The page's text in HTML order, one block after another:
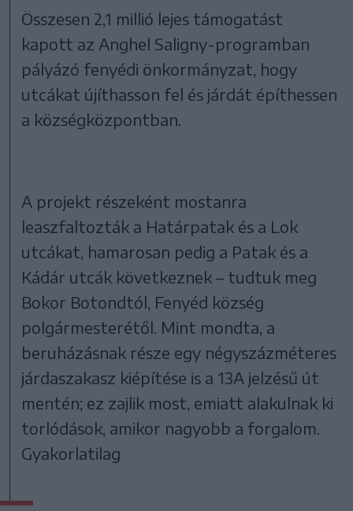
Összesen 2,1 millió lejes támogatást
kapott az Anghel Saligny-programban
pályázó fenyédi önkormányzat, hogy
utcákat újíthasson fel és járdát építhessen
a községközpontban.
A projekt részeként mostanra
leaszfaltozták a Határpatak és a Lok
utcákat, hamarosan pedig a Patak és a
Kádár utcák következnek – tudtuk meg
Bokor Botondtól, Fenyéd község
polgármesterétől. Mint mondta, a
beruházásnak része egy négyszázméteres
járdaszakasz kiépítése is a 13A jelzésű út
mentén; ez zajlik most, emiatt alakulnak ki
torlódások, amikor nagyobb a forgalom.
Gyakorlatilag